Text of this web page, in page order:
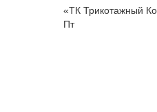
«ТК Трикотажный
Пт